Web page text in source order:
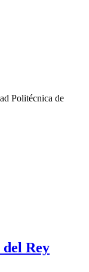
Politécnica de
Rey